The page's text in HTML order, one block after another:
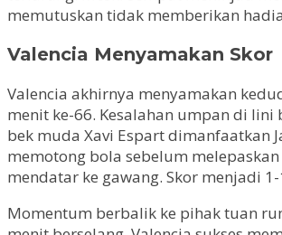
memutuskan tidak memberikan
Valencia Menyamakan Skor
Valencia akhirnya menyamakan
menit ke-66. Kesalahan umpan di lini
bek muda Xavi Espart dimanfaatkan
memotong bola sebelum
mendatar ke gawang. Skor menjadi 1-
Momentum berbalik ke pihak tuan